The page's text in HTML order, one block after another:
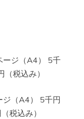
ージ（A4） 5千
税込み）
ジ（A4） 5千円
税込み）